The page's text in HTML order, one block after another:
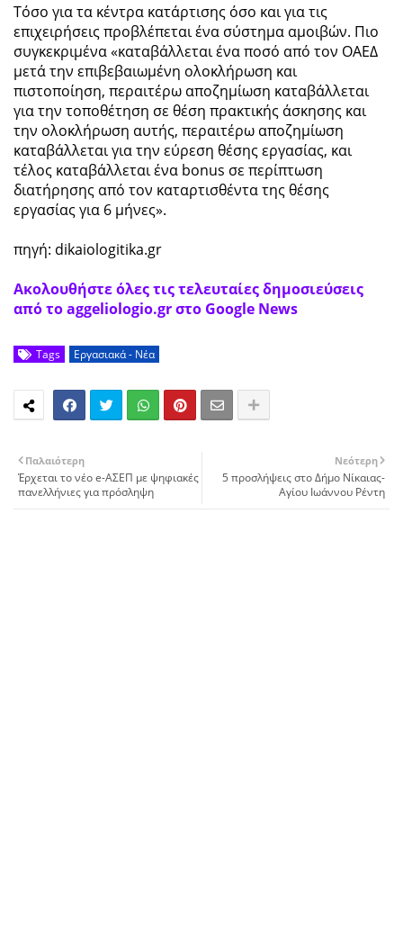
Τόσο για τα κέντρα κατάρτισης όσο και για τις
επιχειρήσεις προβλέπεται ένα σύστημα αμοιβών. Πιο
συγκεκριμένα «καταβάλλεται ένα ποσό από τον ΟΑΕΔ
μετά την επιβεβαιωμένη ολοκλήρωση και
πιστοποίηση, περαιτέρω αποζημίωση καταβάλλεται
για την τοποθέτηση σε θέση πρακτικής άσκησης και
την ολοκλήρωση αυτής, περαιτέρω αποζημίωση
καταβάλλεται για την εύρεση θέσης εργασίας, και
τέλος καταβάλλεται ένα bonus σε περίπτωση
διατήρησης από τον καταρτισθέντα της θέσης
εργασίας για 6 μήνες».
πηγή: dikaiologitika.gr
Ακολουθήστε όλες τις τελευταίες δημοσιεύσεις
από το aggeliologio.gr στο Google News
Tags Εργασιακά - Νέα
Νεότερη
5 προσλήψεις στο Δήμο Νίκαιας-
Αγίου Ιωάννου Ρέντη
Παλαιότερη
Έρχεται το νέο e-ΑΣΕΠ με ψηφιακές
πανελλήνιες για πρόσληψη